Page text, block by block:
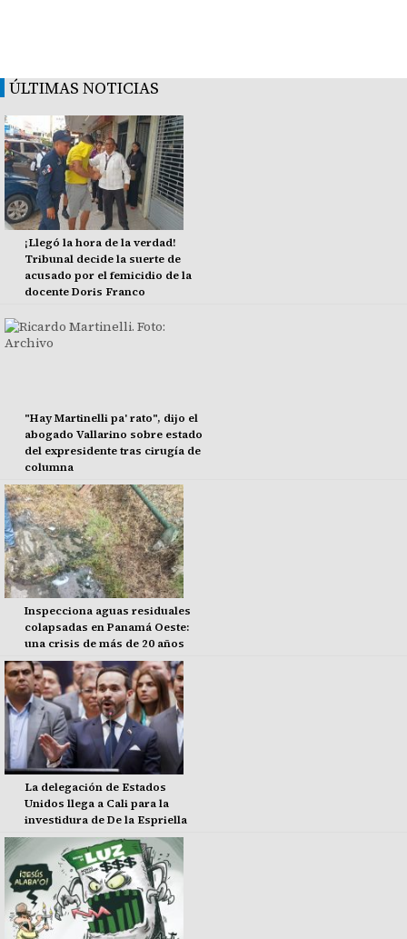
ÚLTIMAS NOTICIAS
¡Llegó la hora de la verdad!
Tribunal decide la suerte de
acusado por el femicidio de la
docente Doris Franco
"Hay Martinelli pa' rato", dijo el
abogado Vallarino sobre estado
del expresidente tras cirugía de
columna
Inspecciona aguas residuales
colapsadas en Panamá Oeste:
una crisis de más de 20 años
La delegación de Estados
Unidos llega a Cali para la
investidura de De la Espriella